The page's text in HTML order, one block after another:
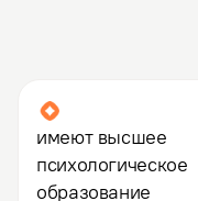
имеют высшее
психологическое
образование